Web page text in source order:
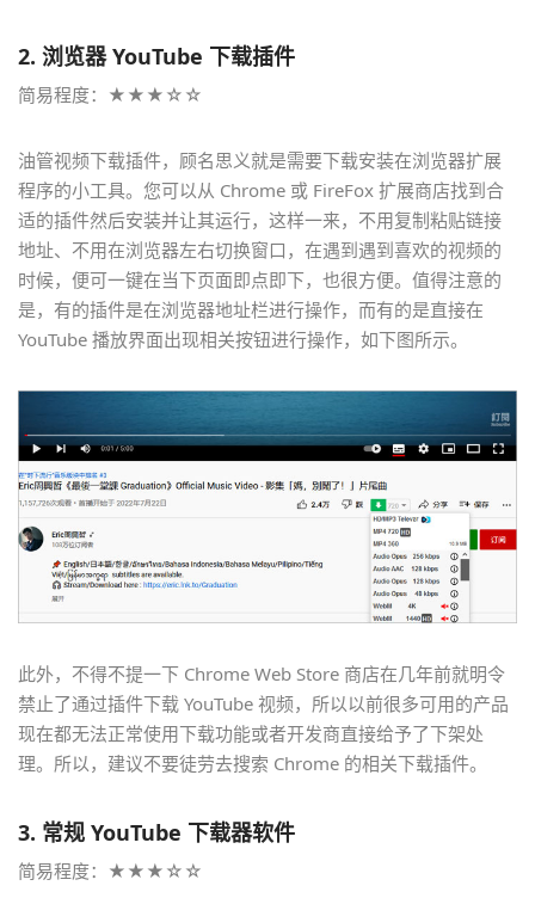
2. 浏览器 YouTube 下载插件
简易程度：★★★☆☆
油管视频下载插件，顾名思义就是需要下载安装在浏览器扩展
程序的小工具。您可以从 Chrome 或 FireFox 扩展商店找到合
适的插件然后安装并让其运行，这样一来，不用复制粘贴链接
地址、不用在浏览器左右切换窗口，在遇到遇到喜欢的视频的
时候，便可一键在当下页面即点即下，也很方便。值得注意的
是，有的插件是在浏览器地址栏进行操作，而有的是直接在
YouTube 播放界面出现相关按钮进行操作，如下图所示。
此外，不得不提一下 Chrome Web Store 商店在几年前就明令
禁止了通过插件下载 YouTube 视频，所以以前很多可用的产品
现在都无法正常使用下载功能或者开发商直接给予了下架处
理。所以，建议不要徒劳去搜索 Chrome 的相关下载插件。
3. 常规 YouTube 下载器软件
简易程度：★★★☆☆